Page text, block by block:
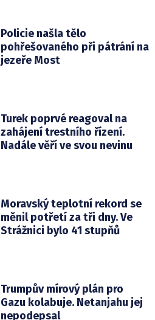
Policie našla tělo
pohřešovaného při pátrání na
jezeře Most
Turek poprvé reagoval na
zahájení trestního řízení.
Nadále věří ve svou nevinu
Moravský teplotní rekord se
měnil potřetí za tři dny. Ve
Strážnici bylo 41 stupňů
Trumpův mírový plán pro
Gazu kolabuje. Netanjahu jej
nepodepsal